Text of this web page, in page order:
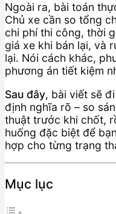
Ngoài ra, bài toán
Chủ xe cần so tổng
chi phí thi công, thời
giá xe khi bán lại, và
lại. Nói cách khác,
phương án tiết kiệm
Sau đây, bài viết sẽ
định nghĩa rõ – so
thuật trước khi chốt,
huống đặc biệt để
hợp cho từng trạng
Mục lục